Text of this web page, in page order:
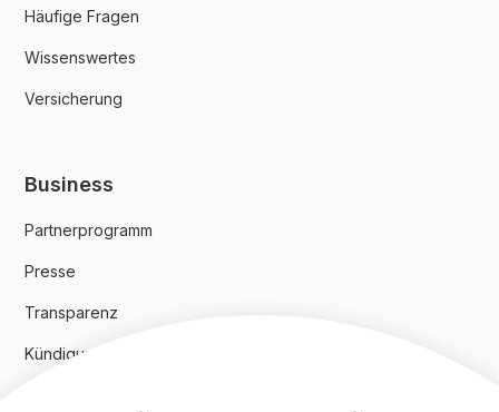
Häufige Fragen
Wissenswertes
Versicherung
Business
Partnerprogramm
Presse
Transparenz
Kündigungsindex 2024